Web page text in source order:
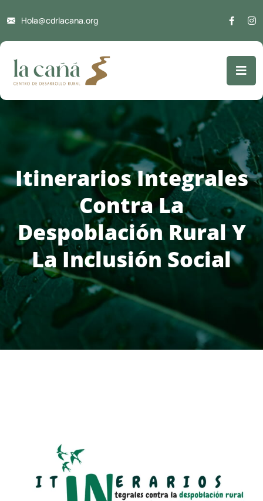
Hola@cdrlacana.org
Itinerarios Integrales
Contra La
Despoblación Rural Y
La Inclusión Social